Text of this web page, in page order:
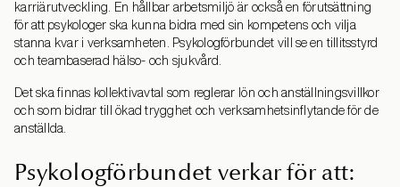
karriärutveckling. En hållbar arbetsmiljö är också en förutsättning
för att psykologer ska kunna bidra med sin kompetens och vilja
stanna kvar i verksamheten. Psykologförbundet vill se en tillitsstyrd
och teambaserad hälso- och sjukvård.
Det ska finnas kollektivavtal som reglerar lön och anställningsvillkor
och som bidrar till ökad trygghet och verksamhetsinflytande för de
anställda.
Psykologförbundet verkar för att: